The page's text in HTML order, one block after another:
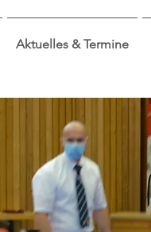
Aktuelles & Termine